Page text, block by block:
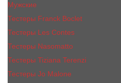
Мужские
Тестеры Franck Boclet
Тестеры Les Contes
Тестеры Nasomatto
Тестеры Tiziana Terenzi
Тестеры Jо Malоnе